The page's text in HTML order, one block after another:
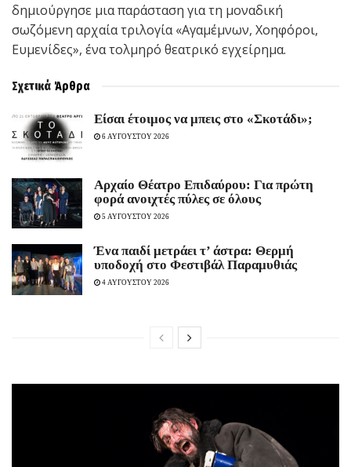
δημιούργησε μια παράσταση για τη μοναδική
σωζόμενη αρχαία τριλογία «Αγαμέμνων, Χοηφόροι,
Ευμενίδες», ένα τολμηρό θεατρικό εγχείρημα.
Σχετικά Άρθρα
Είσαι έτοιμος να μπεις στο «Σκοτάδι»;
6 ΑΥΓΟΥΣΤΟΥ 2026
Αρχαίο Θέατρο Επιδαύρου: Για πρώτη
φορά ανοιχτές πύλες σε όλους
5 ΑΥΓΟΥΣΤΟΥ 2026
Ένα παιδί μετράει τ’ άστρα: Θερμή
υποδοχή στο Φεστιβάλ Παραμυθιάς
4 ΑΥΓΟΥΣΤΟΥ 2026